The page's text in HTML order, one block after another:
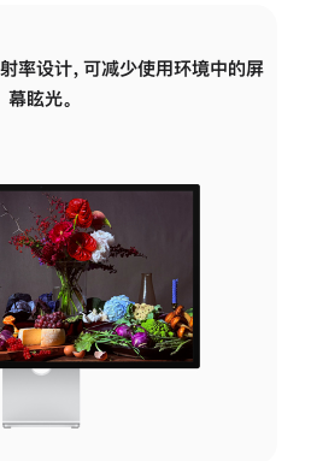
率设计，可减少使用环境中的屏
幕眩光。